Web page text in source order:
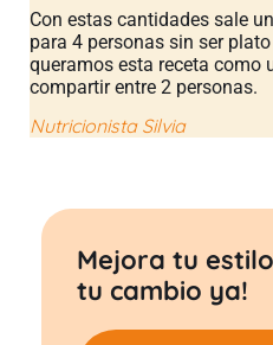
Con estas cantidades sale
para 4 personas sin ser
queramos esta receta como
compartir entre 2 personas.
Nutricionista Silvia
Mejora tu
tu cambio ya!